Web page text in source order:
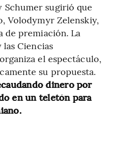
Schumer sugirió que
Volodymyr Zelenskiy,
de premiación. La
las Ciencias
el espectáculo,
su propuesta.
dinero por
en un teletón para